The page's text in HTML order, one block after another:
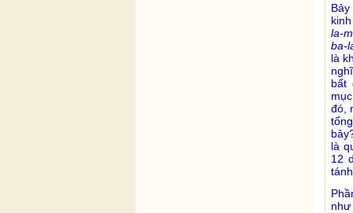
la-
ba-
là
bất
đó,
là
12
như